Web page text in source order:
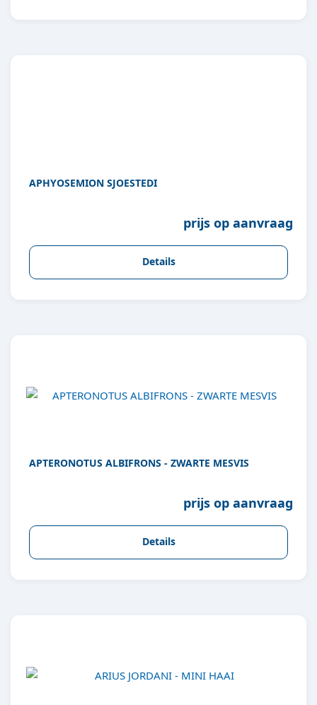
APHYOSEMION SJOESTEDI
prijs op aanvraag
Details
APTERONOTUS ALBIFRONS - ZWARTE MESVIS
prijs op aanvraag
Details